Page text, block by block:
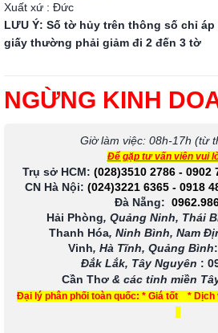
Xuất xứ : Đức
LƯU Ý: Số tờ hủy trên thông số chỉ
giấy thường phải giảm đi 2 đến 3 tờ
NGỪNG KINH
Giờ làm việc: 08h-17h (từ
Để gặp tư vấn viên vui
Trụ sở HCM: (028)3510 2786 - 0902
CN Hà Nội: (024)3221 6365 - 0918
Đà Nẵng:
Hải Phòng, Quảng Ninh, Thái
Thanh Hóa, Ninh Bình, Nam
Vinh, Hà Tĩnh, Quảng Bình:
Đắk Lắk, Tây Nguyên :
Cần Thơ & các tỉnh miền
Đại lý phân phối toàn quốc: * Giá tốt * Dịch